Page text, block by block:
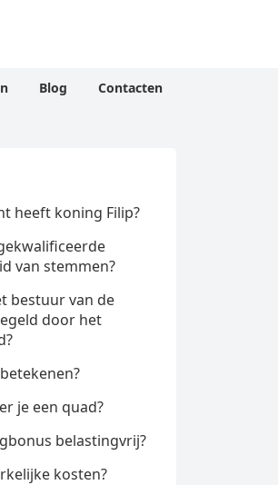
Blog Contacten
heeft koning Filip?
van stemmen?
bestuur van de
door het
je een quad?
belastingvrij?
kosten?